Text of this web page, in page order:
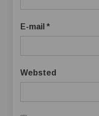
E-mail *
Websted